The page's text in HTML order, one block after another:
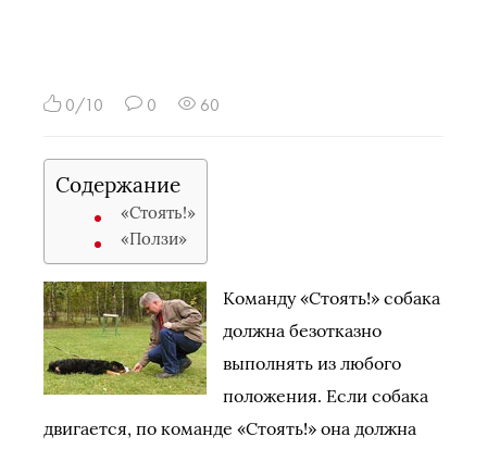
0/10 0 60
Содержание
«Стоять!»
«Ползи»
Команду «Стоять!» собака
должна безотказно
выполнять из любого
положения. Если собака
двигается, по команде «Стоять!» она должна